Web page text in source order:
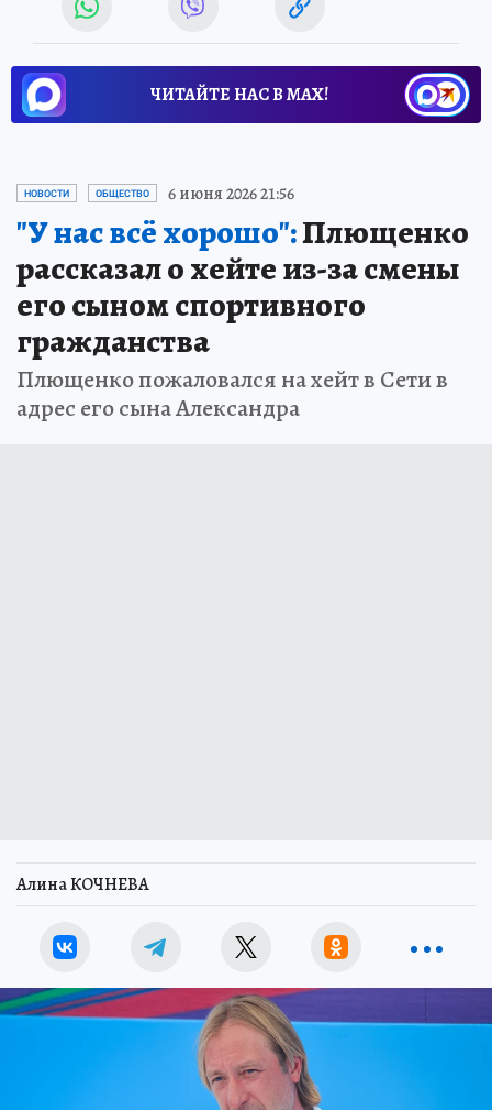
ЧИТАЙТЕ НАС В МАХ!
НОВОСТИ ОБЩЕСТВО 6 июня 2026 21:56
"У нас всё хорошо":Плющенко
рассказал о хейте из-за смены
его сыном спортивного
гражданства
Плющенко пожаловался на хейт в Сети в
адрес его сына Александра
Алина КОЧНЕВА